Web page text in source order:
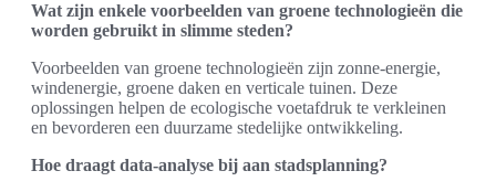
Wat zijn enkele voorbeelden van groene technologieën die
worden gebruikt in slimme steden?
Voorbeelden van groene technologieën zijn zonne-energie,
windenergie, groene daken en verticale tuinen. Deze
oplossingen helpen de ecologische voetafdruk te verkleinen
en bevorderen een duurzame stedelijke ontwikkeling.
Hoe draagt data-analyse bij aan stadsplanning?